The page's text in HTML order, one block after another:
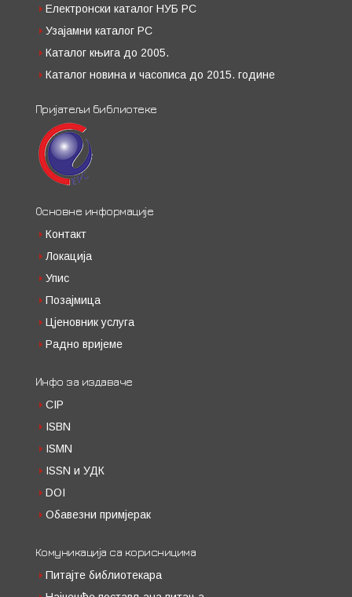
Електронски каталог НУБ РС
Узајамни каталог РС
Каталог књига до 2005.
Каталог новина и часописа до 2015. године
Пријатељи библиотеке
Основне информације
Контакт
Локација
Упис
Позајмица
Цјеновник услуга
Радно вријеме
Инфо за издаваче
CIP
ISBN
ISMN
ISSN и УДК
DOI
Обавезни примјерак
Комуникација са корисницима
Питајте библиотекара